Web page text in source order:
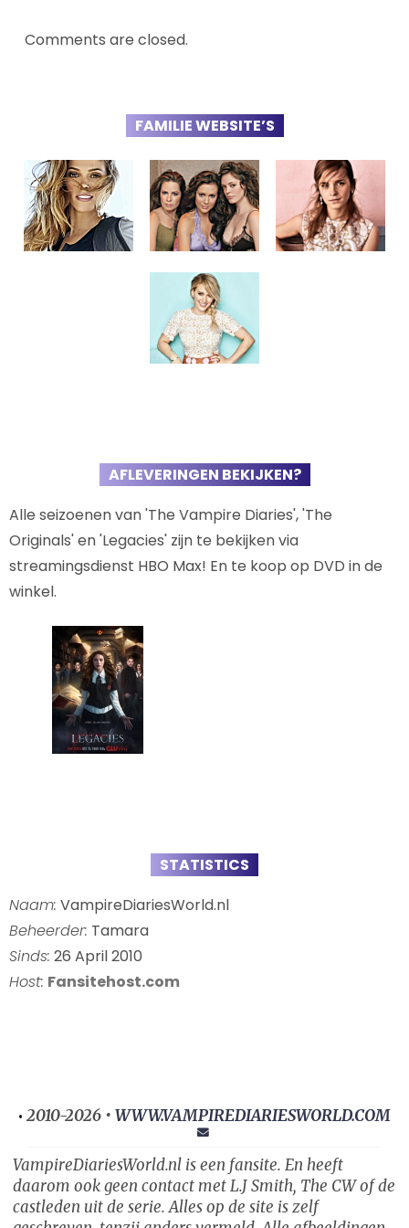
Comments are closed.
FAMILIE WEBSITE’S
AFLEVERINGEN BEKIJKEN?
Alle seizoenen van 'The Vampire Diaries', 'The
Originals' en 'Legacies' zijn te bekijken via
streamingsdienst HBO Max! En te koop op DVD in de
winkel.
STATISTICS
Naam: VampireDiariesWorld.nl
Beheerder: Tamara
Sinds: 26 April 2010
Host: Fansitehost.com
• 2010-2026 • WWW.VAMPIREDIARIESWORLD.COM
VampireDiariesWorld.nl is een fansite. En heeft
daarom ook geen contact met L.J Smith, The CW of de
castleden uit de serie. Alles op de site is zelf